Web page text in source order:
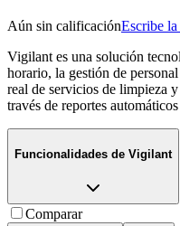
Aún sin calificaciónEscribe la
Vigilant es una solución
horario, la gestión de
real de servicios de limpieza
través de reportes
Funcionalidades de Vigilant
Comparar